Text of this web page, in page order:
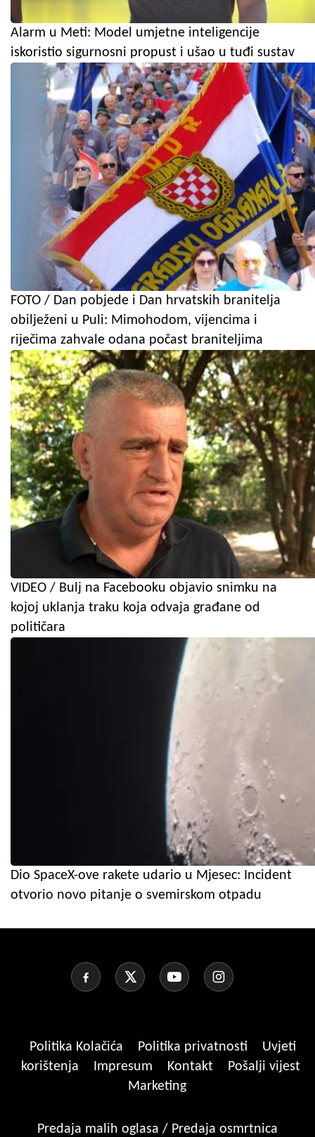
Alarm u Meti: Model umjetne inteligencije
iskoristio sigurnosni propust i ušao u tuđi sustav
FOTO / Dan pobjede i Dan hrvatskih branitelja
obilježeni u Puli: Mimohodom, vijencima i
riječima zahvale odana počast braniteljima
VIDEO / Bulj na Facebooku objavio snimku na
kojoj uklanja traku koja odvaja građane od
političara
Dio SpaceX-ove rakete udario u Mjesec: Incident
otvorio novo pitanje o svemirskom otpadu
Politika Kolačića Politika privatnosti
Uvjeti
korištenja
Impresum Kontakt
Pošalji vijest
Marketing
Predaja malih oglasa / Predaja osmrtnica